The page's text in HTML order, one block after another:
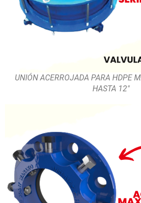
UNIÓN ACERROJADA PARA HDPE
HASTA 12″